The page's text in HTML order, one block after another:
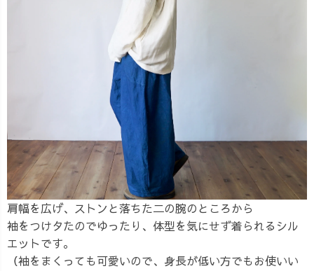
肩幅を広げ、ストンと落ちた二の腕のところから
袖をつけタたのでゆったり、体型を気にせず着られるシル
エットです。
（袖をまくっても可愛いので、身長が低い方でもお使いい